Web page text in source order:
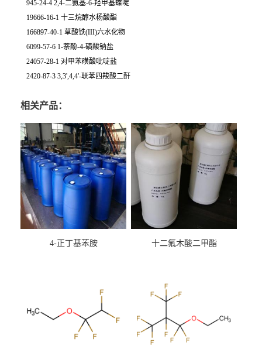
945-24-4 2,4-二氨基-6-羟甲基蝶啶
19666-16-1 十三烷醇水杨酸酯
166897-40-1 草酸铁(III)六水化物
6099-57-6 1-萘酚-4-磺酸钠盐
24057-28-1 对甲苯磺酸吡啶盐
2420-87-3 3,3',4,4'-联苯四羧酸二酐
相关产品：
4-正丁基苯胺 十二氟木酸二甲酯